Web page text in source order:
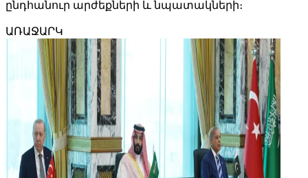
ընդհանուր արժեքների և նպատակների։
ԱՌԱՋԱՐԿ